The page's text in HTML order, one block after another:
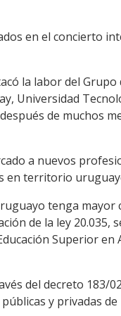
en el concierto
la labor del
Universidad
de muchos
a nuevos
en territorio
tenga mayor
de la ley 20.035,
Superior en
del decreto 183/
y privadas de